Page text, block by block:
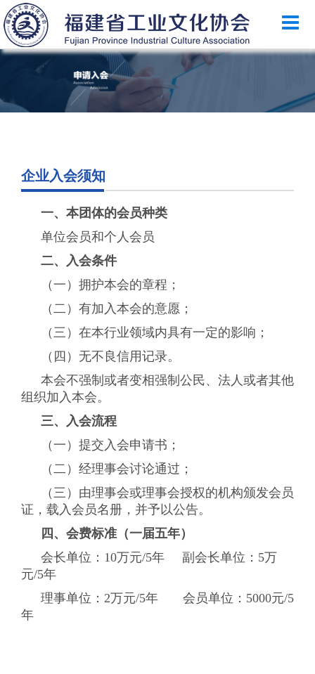
首页
乐竞（中国）简介
政策法规
国家政策
乐竞（中国）月刊
联系我们
加入我们
企业入会须知
一、本团体的会员种类
单位会员和个人会员
二、入会条件
（一）拥护本会的章程；
（二）有加入本会的意愿；
（三）在本行业领域内具有一定的影响；
（四）无不良信用记录。
本会不强制或者变相强制公民、法人或者其他
组织加入本会。
三、入会流程
（一）提交入会申请书；
（二）经理事会讨论通过；
（三）由理事会或理事会授权的机构颁发会员
证，载入会员名册，并予以公告。
四、会费标准（一届五年）
会长单位：10万元/5年 副会长单位：5万
元/5年
理事单位：2万元/5年 会员单位：5000元/5
年